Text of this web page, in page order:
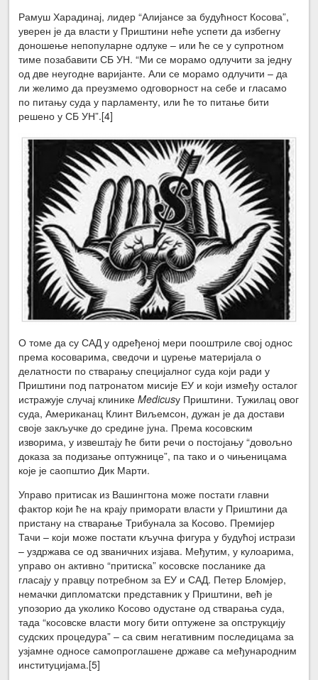
Рамуш Харадинај, лидер “Алијансе за будућност Косова”,
уверен је да власти у Приштини неће успети да избегну
доношење непопуларне одлуке – или ће се у супротном
тиме позабавити СБ УН. “Ми се морамо одлучити за једну
од две неугодне варијанте. Али се морамо одлучити – да
ли желимо да преузмемо одговорност на себе и гласамо
по питању суда у парламенту, или ће то питање бити
решено у СБ УН”.[4]
О томе да су САД у одређеној мери пооштриле свој однос
према косоварима, сведочи и цурење материјала о
делатности по стварању специјалног суда који ради у
Приштини под патронатом мисије ЕУ и који између осталог
истражује случај клиникеMedicusу Приштини. Тужилац овог
суда, Американац Клинт Виљемсон, дужан је да достави
своје закључке до средине јуна. Према косовским
изворима, у извештају ће бити речи о постојању “довољно
доказа за подизање оптужнице”, па тако и о чињеницама
које је саопштио Дик Марти.
Управо притисак из Вашингтона може постати главни
фактор који ће на крају приморати власти у Приштини да
пристану на стварање Трибунала за Косово. Премијер
Тачи – који може постати кључна фигура у будућој истрази
– уздржава се од званичних изјава. Међутим, у кулоарима,
управо он активно “притиска” косовске посланике да
гласају у правцу потребном за ЕУ и САД. Петер Бломјер,
немачки дипломатски представник у Приштини, већ је
упозорио да уколико Косово одустане од стварања суда,
тада “косовске власти могу бити оптужене за опструкцију
судских процедура” – са свим негативним последицама за
узјамне односе самопроглашене државе са међународним
институцијама.[5]